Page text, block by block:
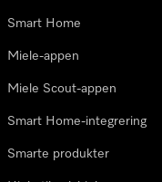
Smart Home
Miele-appen
Miele Scout-appen
Smart Home-integrering
Smarte produkter